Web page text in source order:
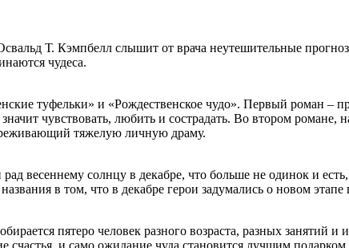
Т. Кэмпбелл слышит от врача неутешительные
чудеса.
туфельки» и «Рождественское чудо». Первый роман –
чувствовать, любить и сострадать. Во втором романе,
тяжелую личную драму.
солнцу в декабре, что больше не одинок и
в том, что в декабре герои задумались о новом этапе
пятеро человек разного возраста, разных занятий
счастья, и само ожидание чуда становится лучшим подарком.